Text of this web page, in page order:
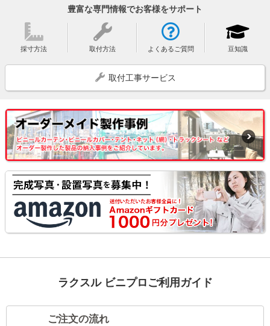
豊富な専門情報でお客様をサポート
採寸方法 取付方法 よくあるご質問 豆知識
取付工事サービス
ラクスル ビニプロご利用ガイド
ご注文の流れ